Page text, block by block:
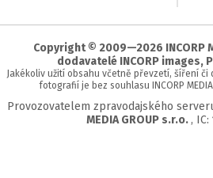
stránky
Copyright © 2009—2026 INCORP
dodavatelé INCORP images,
Jakékoliv užití obsahu včetně převzetí, šíření
fotografií je bez souhlasu INCORP
Provozovatelem zpravodajského
MEDIA GROUP s.r.o., IC: